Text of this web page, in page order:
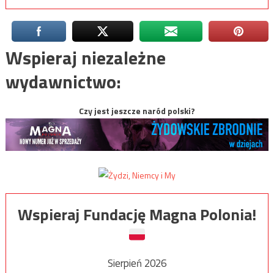
Wspieraj niezależne
wydawnictwo:
Czy jest jeszcze naród polski?
Wspieraj Fundację Magna Polonia!
Sierpień 2026